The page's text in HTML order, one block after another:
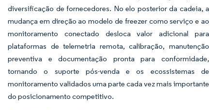
diversificação de fornecedores. No elo posterior da cadeia, a
mudança em direção ao modelo de freezer como serviço e ao
monitoramento conectado desloca valor adicional para
plataformas de telemetria remota, calibração, manutenção
preventiva e documentação pronta para conformidade,
tornando o suporte pós-venda e os ecossistemas de
monitoramento validados uma parte cada vez mais importante
do posicionamento competitivo.